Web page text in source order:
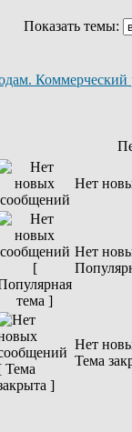
Показать темы:
Коммерческий
Нет
Нет
Нет
Тема